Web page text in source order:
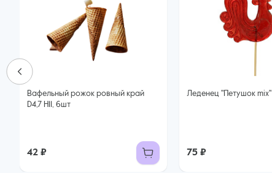
Вафельный рожок ровный край
D4,7 H11, 6шт
42 ₽
Леденец "Петушок mix"
75 ₽